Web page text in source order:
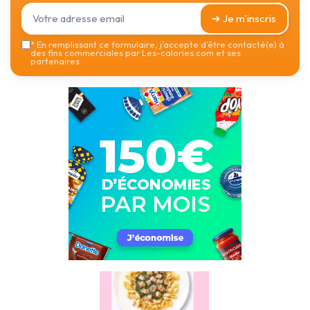
➔ Je m'inscris
*En remplissant ce formulaire, j’accepte d’être contacté(e) à
des fins commerciales par Les-calories.com et ses
partenaires.